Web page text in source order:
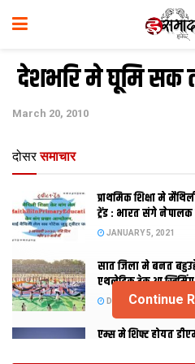
देशभरि मे घूमि सक
March 20, 2010
दोसर समाचार
प्राथमिक शि‍क्षा मे
ट्रेंड : भारत संगे
JANUARY 5, 2021
सात जिला मे बनत
एथलेटिक ट्रेक आ
DECEMBER 26, 2020
एम्स मे शिफ्ट होयत
Continue